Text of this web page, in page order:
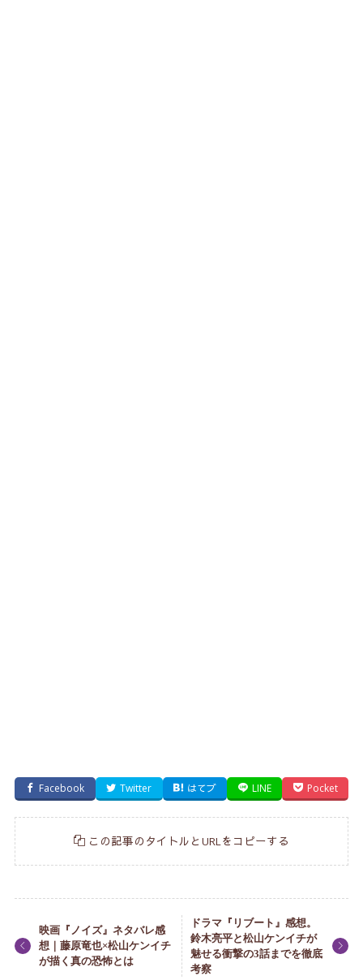
Facebook Twitter はてブ LINE Pocket
この記事のタイトルとURLをコピーする
映画『ノイズ』ネタバレ感
想｜藤原竜也×松山ケンイチ
が描く真の恐怖とは
ドラマ『リブート』感想。
鈴木亮平と松山ケンイチが
魅せる衝撃の3話までを徹底
考察